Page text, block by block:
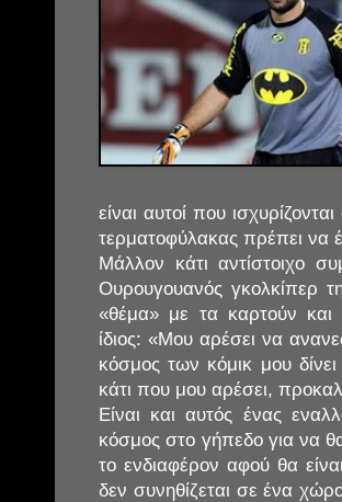
είναι αυτοί που
τερματοφύλακας πρέπει να
Μάλλον κάτι αντίστοιχο
Ουρουγουανός γκολκίπερ
«θέμα» με τα καρτούν
ίδιος: «Μου αρέσει να
κόσμος των κόμικ μου
κάτι που μου αρέσει,
Είναι και αυτός ένας
κόσμος στο γήπεδο για να
το ενδιαφέρον αφού θα
δεν συνηθίζεται σε ένα